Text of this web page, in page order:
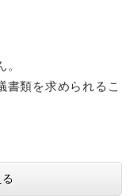
類を求められるこ